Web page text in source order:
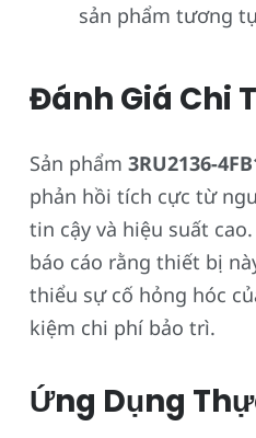
sản phẩm tương
Đánh Giá Chi
Sản phẩm 3RU2136-
phản hồi tích cực từ
tin cậy và hiệu suất
báo cáo rằng thiết bị
thiểu sự cố hỏng hóc
kiệm chi phí bảo trì.
Ứng Dụng